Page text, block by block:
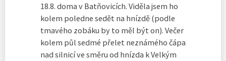
18.8. doma v Batňovicích. Viděla jsem ho
kolem poledne sedět na hnízdě (podle
tmavého zobáku by to měl být on). Večer
kolem půl sedmé přelet neznámého čápa
nad silnicí ve směru od hnízda k Velkým